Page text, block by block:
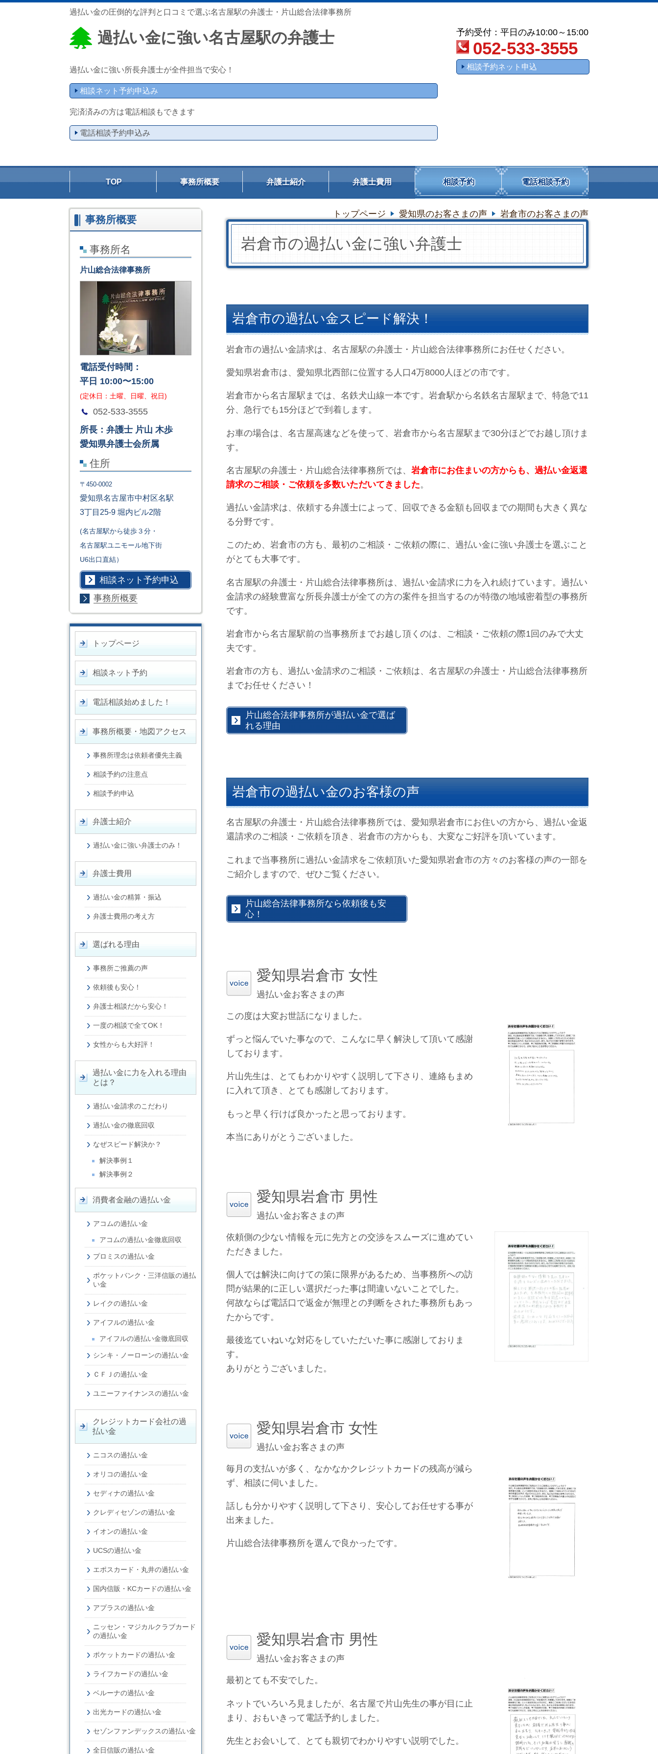
過払い金の圧倒的な評判と口コミで選ぶ名古屋駅の弁護士・片山総合法律事務所
過払い金に強い名古屋駅の弁護士
過払い金に強い所長弁護士が全件担当で安心！
相談ネット予約申込み
完済済みの方は電話相談もできます
電話相談予約申込み
予約受付：平日のみ10:00～15:00
052-533-3555
相談予約ネット申込
TOP 事務所概要 弁護士紹介 弁護士費用 相談予約 電話相談予約
トップページ 愛知県のお客さまの声 岩倉市のお客さまの声
岩倉市の過払い金に強い弁護士
岩倉市の過払い金スピード解決！
岩倉市の過払い金請求は、名古屋駅の弁護士・片山総合法律事務所にお任せください。
愛知県岩倉市は、愛知県北西部に位置する人口4万8000人ほどの市です。
岩倉市から名古屋駅までは、名鉄犬山線一本です。岩倉駅から名鉄名古屋駅まで、特急で11
分、急行でも15分ほどで到着します。
お車の場合は、名古屋高速などを使って、岩倉市から名古屋駅まで30分ほどでお越し頂けま
す。
名古屋駅の弁護士・片山総合法律事務所では、 岩倉市にお住まいの方からも、過払い金返還
請求のご相談・ご依頼を多数いただいてきました。
過払い金請求は、依頼する弁護士によって、回収できる金額も回収までの期間も大きく異な
る分野です。
このため、岩倉市の方も、最初のご相談・ご依頼の際に、過払い金に強い弁護士を選ぶこと
がとても大事です。
名古屋駅の弁護士・片山総合法律事務所は、過払い金請求に力を入れ続けています。過払い
金請求の経験豊富な所長弁護士が全ての方の案件を担当するのが特徴の地域密着型の事務所
です。
岩倉市から名古屋駅前の当事務所までお越し頂くのは、ご相談・ご依頼の際1回のみで大丈
夫です。
岩倉市の方も、過払い金請求のご相談・ご依頼は、名古屋駅の弁護士・片山総合法律事務所
までお任せください！
片山総合法律事務所が過払い金で選ば
れる理由
岩倉市の過払い金のお客様の声
名古屋駅の弁護士・片山総合法律事務所では、愛知県岩倉市にお住いの方から、過払い金返
還請求のご相談・ご依頼を頂き、岩倉市の方からも、大変なご好評を頂いています。
これまで当事務所に過払い金請求をご依頼頂いた愛知県岩倉市の方々のお客様の声の一部を
ご紹介しますので、ぜひご覧ください。
片山総合法律事務所なら依頼後も安
心！
愛知県岩倉市 女性
過払い金お客さまの声
この度は大変お世話になりました。
ずっと悩んでいた事なので、こんなに早く解決して頂いて感謝
しております。
片山先生は、とてもわかりやすく説明して下さり、連絡もまめ
に入れて頂き、とても感謝しております。
もっと早く行けば良かったと思っております。
本当にありがとうございました。
愛知県岩倉市 男性
過払い金お客さまの声
依頼側の少ない情報を元に先方との交渉をスムーズに進めてい
ただきました。
個人では解決に向けての策に限界があるため、当事務所への訪
問が結果的に正しい選択だった事は間違いないことでした。
何故ならば電話口で返金が無理との判断をされた事務所もあっ
たからです。
最後迄ていねいな対応をしていただいた事に感謝しておりま
す。
ありがとうございました。
愛知県岩倉市 女性
過払い金お客さまの声
毎月の支払いが多く、なかなかクレジットカードの残高が減ら
ず、相談に伺いました。
話しも分かりやすく説明して下さり、安心してお任せする事が
出来ました。
片山総合法律事務所を選んで良かったです。
愛知県岩倉市 男性
過払い金お客さまの声
最初とても不安でした。
ネットでいろいろ見ましたが、名古屋で片山先生の事が目に止
まり、おもいきって電話予約しました。
先生とお会いして、とても親切でわかりやすい説明でした。
事務所概要
事務所名
片山総合法律事務所
電話受付時間：
平日 10:00〜15:00
(定休日：土曜、日曜、祝日)
052-533-3555
所長：弁護士 片山 木歩
愛知県弁護士会所属
住所
〒450-0002
愛知県名古屋市中村区名駅
3丁目25-9 堀内ビル2階
(名古屋駅から徒歩３分・
名古屋駅ユニモール地下街
U6出口直結）
相談ネット予約申込
事務所概要
トップページ
相談ネット予約
電話相談始めました！
事務所概要・地図アクセス
事務所理念は依頼者優先主義
相談予約の注意点
相談予約申込
弁護士紹介
過払い金に強い弁護士のみ！
弁護士費用
過払い金の精算・振込
弁護士費用の考え方
選ばれる理由
事務所ご推薦の声
依頼後も安心！
弁護士相談だから安心！
一度の相談で全てOK！
女性からも大好評！
過払い金に力を入れる理由
とは？
過払い金請求のこだわり
過払い金の徹底回収
なぜスピード解決か？
解決事例１
解決事例２
消費者金融の過払い金
アコムの過払い金
アコムの過払い金徹底回収
プロミスの過払い金
ポケットバンク・三洋信販の過払
い金
レイクの過払い金
アイフルの過払い金
アイフルの過払い金徹底回収
シンキ・ノーローンの過払い金
ＣＦＪの過払い金
ユニーファイナンスの過払い金
クレジットカード会社の過
払い金
ニコスの過払い金
オリコの過払い金
セディナの過払い金
クレディセゾンの過払い金
イオンの過払い金
UCSの過払い金
エポスカード・丸井の過払い金
国内信販・KCカードの過払い金
アプラスの過払い金
ニッセン・マジカルクラブカード
の過払い金
ポケットカードの過払い金
ライフカードの過払い金
ベルーナの過払い金
出光カードの過払い金
セゾンファンデックスの過払い金
全日信販の過払い金